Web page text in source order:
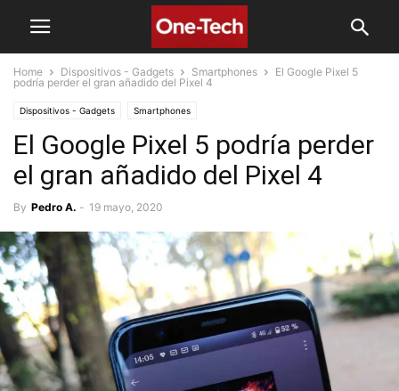
Home Dispositivos - Gadgets Smartphones
El Google Pixel 5
podría perder el gran añadido del Pixel 4
Dispositivos - Gadgets Smartphones
El Google Pixel 5 podría perder
el gran añadido del Pixel 4
By Pedro A. - 19 mayo, 2020